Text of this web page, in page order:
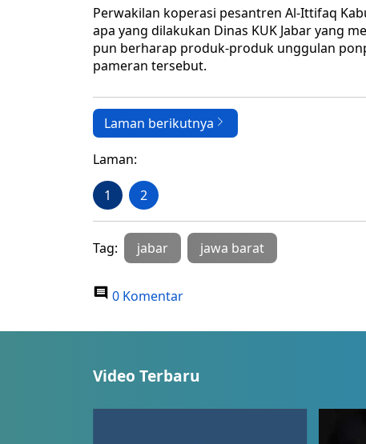
Perwakilan koperasi pesantren Al-Ittifaq
apa yang dilakukan Dinas KUK Jabar yang
pun berharap produk-produk unggulan
pameran tersebut.
Laman berikutnya
Laman:
1 2
Tag: jabar jawa barat
0 Komentar
Video Terbaru